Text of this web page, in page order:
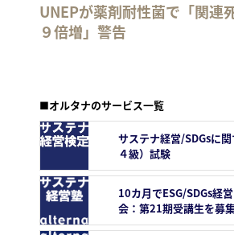
UNEPが薬剤耐性菌で「関連
９倍増」警告
■オルタナのサービス一覧
サステナ経営/SDGsに
４級）試験
10カ月でESG/SDGs経
会：第21期受講生を募